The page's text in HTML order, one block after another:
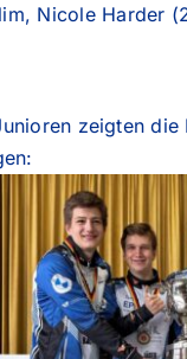
Nicole Harder
zeigten die